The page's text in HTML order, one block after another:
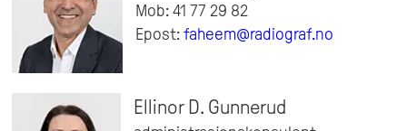
Mob: 41 77 29 82
Epost:faheem@radiograf.no
Ellinor D. Gunnerud